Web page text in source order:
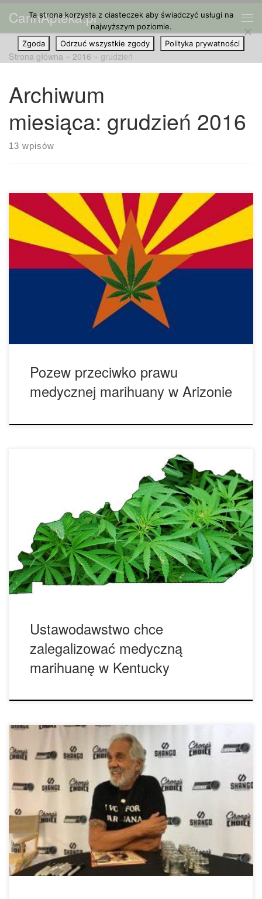
Przejdź do treści
CannApteka.pl
Strona główna » 2016 » grudzień
Archiwum
miesiąca: grudzień 2016
13 wpisów
Dwoje zarejestrowanych pacjentów medycznej marihuany –
Yolanda Daniels i Lisa Becker – złożyło pozew przeciwko
stanowi w celu obniżenia rocznej opłaty rejestracyjnej dla
pacjentów. Pacjenci twierdzą, że stan nielegalnie gromadzi
fundusze i nie zamierza zmniejszyć opłat, jak określono w
ustawie podczas legalizacji medycznej marihuany w roku
2010. Według pozwu, saldo […]
Pozew przeciwko prawu
medycznej marihuany w Arizonie
Ustawa Cannabis Compassion Act of 2017 została
przedstawiona przez senatora Perry Clark, Demokraty z
Louisville. Zgodnie z proponowanym prawem, osoby z
kwalifikującą się chorobą, które otrzymają zalecenie od
lekarza, będą prawnie upoważnione do posiadania,
uprawiania oraz stosowania marihuany do celów
medycznych; limit zostanie ustalony na posiadanie 90
gramów marihuany i […]
Ustawodawstwo chce
zalegalizować medyczną
marihuanę w Kentucky
Tommy Chong, zapytany o nowego prezydenta elekta
powiedział: „Czuję się naprawdę bardzo, bardzo dobrze.
Zwłaszcza, że inicjatywy związane z marihuaną zostały
podjęte we wszystkich stanach USA. To naprawdę dobry,
pierwszy krok w stronę edukacji. Bo gdy już zapalisz
marihuanę, nie możesz umieścić tego dżina z powrotem w
butelce. Faktem jest, […]
Ta strona korzysta z ciasteczek aby świadczyć usługi na
najwyższym poziomie.
Zgoda
Odrzuć wszystkie zgody Polityka prywatności